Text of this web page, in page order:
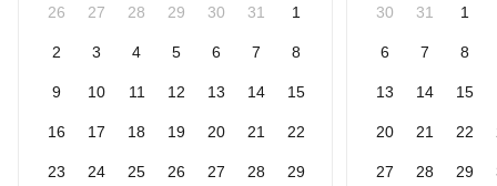
26 27 28 29 30 31 1
2 3 4 5 6 7 8
9 10 11 12 13 14 15
16 17 18 19 20 21 22
23 24 25 26 27 28 29
30 31 1
6 7 8
13 14 15
20 21 22
27 28 29